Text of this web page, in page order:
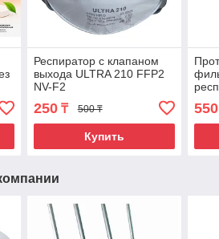
Респиратор с клапаном
выхода ULTRA 210 FFP2
NV-F2
250₸ 500 ₸
Купить
550